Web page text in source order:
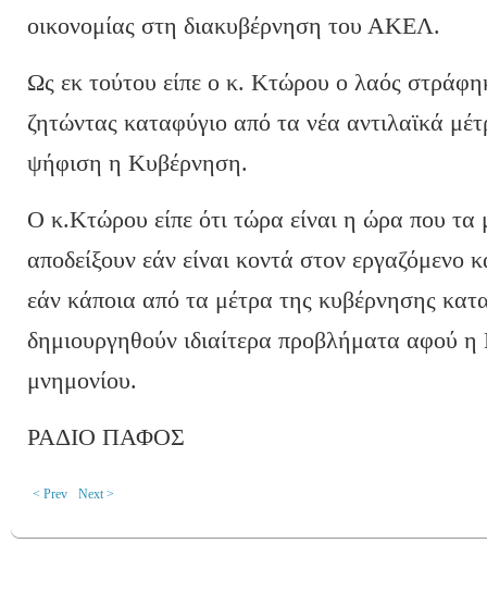
οικονομίας στη διακυβέρνηση του ΑΚΕΛ.
Ως εκ τούτου είπε ο κ. Κτώρου ο λαός
ζητώντας καταφύγιο από τα νέα αντιλαϊκά
ψήφιση η Κυβέρνηση.
Ο κ.Κτώρου είπε ότι τώρα είναι η ώρα που
αποδείξουν εάν είναι κοντά στον εργαζόμενο
εάν κάποια από τα μέτρα της κυβέρνησης
δημιουργηθούν ιδιαίτερα προβλήματα αφού η
μνημονίου.
ΡΑΔΙΟ ΠΑΦΟΣ
< Prev Next >